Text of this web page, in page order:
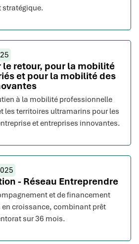
stratégique.
le retour, pour la mobilité
et pour la mobilité des
à la mobilité professionnelle
les territoires ultramarins pour les
et entreprises innovantes.
- Réseau Entreprendre
et de financement
en croissance, combinant prêt
sur 36 mois.